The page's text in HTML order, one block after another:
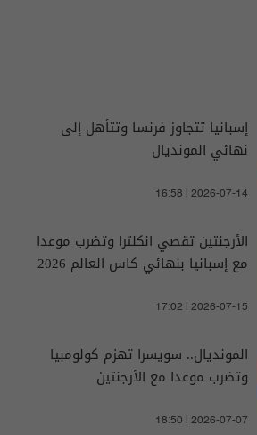
إسبانيا تتجاوز فرنسا وتتأهل إلى
نهائي المونديال
16:58 | 2026-07-14
الأرجنتين تقصي انكلترا وتضرب موعدا
مع إسبانيا بنهائي كاس العالم 2026
17:02 | 2026-07-15
المونديال.. سويسرا تهزم كولومبيا
وتضرب موعدا مع الأرجنتين
18:50 | 2026-07-07